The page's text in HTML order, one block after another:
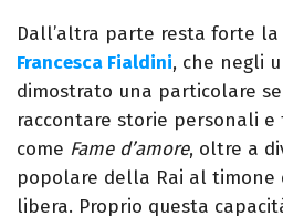
Dall’altra parte resta forte
Francesca Fialdini, che negli
dimostrato una particolare
raccontare storie personali
come Fame d’amore, oltre a
popolare della Rai al timone
libera. Proprio questa